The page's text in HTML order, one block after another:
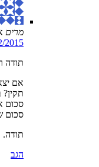
מרים
30/12/
תודה
אם
סכום
תודה.
הגב